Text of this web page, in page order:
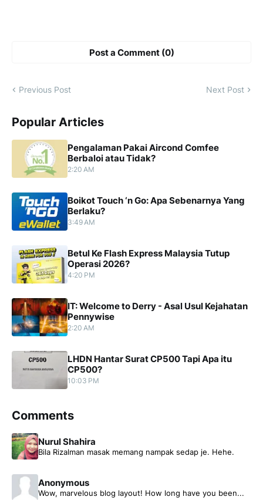
Post a Comment (0)
Previous Post Next Post
Popular Articles
Pengalaman Pakai Aircond Comfee
Berbaloi atau Tidak?
2:20 AM
Boikot Touch ‘n Go: Apa Sebenarnya Yang
Berlaku?
3:49 AM
Betul Ke Flash Express Malaysia Tutup
Operasi 2026?
4:20 PM
IT: Welcome to Derry - Asal Usul Kejahatan
Pennywise
2:20 AM
LHDN Hantar Surat CP500 Tapi Apa itu
CP500?
10:03 PM
Comments
Nurul Shahira
Bila Rizalman masak memang nampak sedap je. Hehe.
Anonymous
Wow, marvelous blog layout! How long have you been...